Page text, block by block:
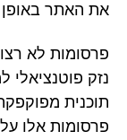
את האתר
פרסומות לא
נזק
תוכנית
פרסומות אלו